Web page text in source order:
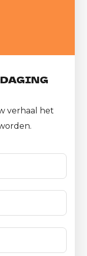
verhaal het